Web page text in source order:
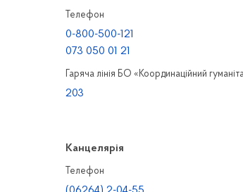
Телефон
0-800-500-121
073 050 01 21
Гаряча лінія БО «Координаційний
203
Канцелярiя
Телефон